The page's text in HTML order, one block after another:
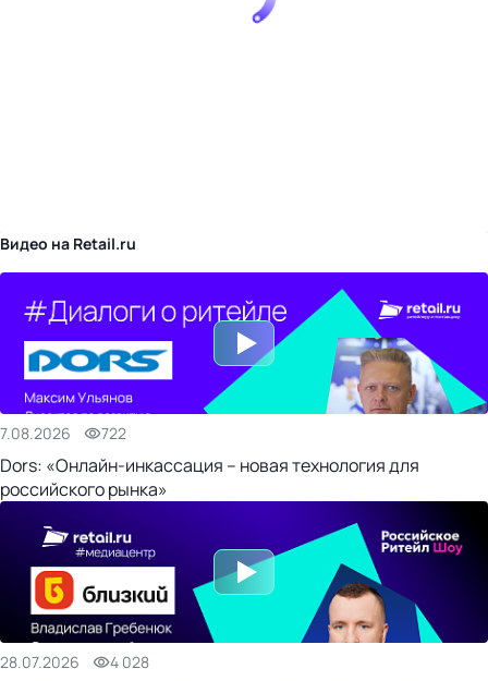
Видео на Retail.ru
7.08.2026 722
Dors: «Онлайн-инкассация – новая технология для
российского рынка»
28.07.2026 4 028